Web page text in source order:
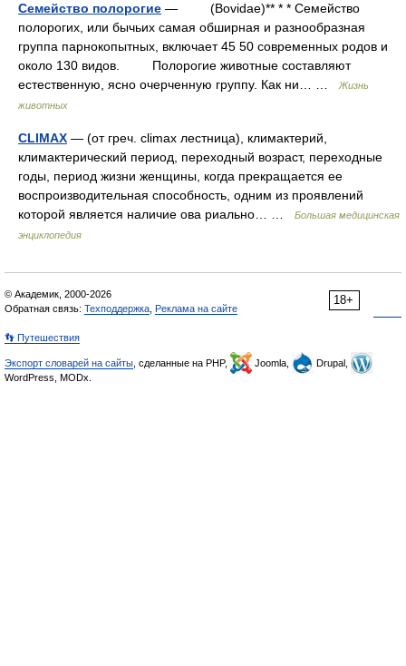
Семейство полорогие — (Bovidae)** * * Семейство
полорогих, или бычьих самая обширная и разнообразная
группа парнокопытных, включает 45 50 современных родов и
около 130 видов. Полорогие животные составляют
естественную, ясно очерченную группу. Как ни… …
Жизнь
животных
CLIMAX — (от греч. climax лестница), климактерий,
климактерический период, переходный возраст, переходные
годы, период жизни женщины, когда прекращается ее
воспроизводительная способность, одним из проявлений
которой является наличие ова риально… …
Большая медицинская
энциклопедия
18+
© Академик, 2000-2026
Обратная связь: Техподдержка Реклама на сайте
👣 Путешествия
Экспорт словарей на сайты , сделанные на PHP, Joomla,
Drupal,
WordPress, MODx.